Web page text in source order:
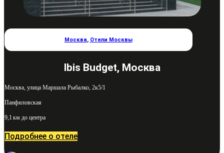
Москва, Отели Москвы
Ibis Budget, Москва
Москва, улица Маршала Рыбалко, 2к5/1
Панфиловская
9,1 км до центра
Подробнее о отеле